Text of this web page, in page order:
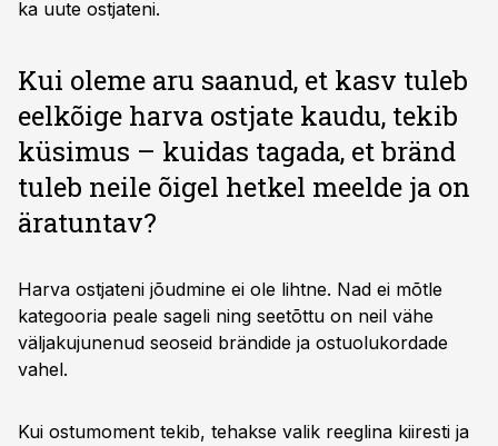
ka uute ostjateni.
Kui oleme aru saanud, et kasv tuleb
eelkõige harva ostjate kaudu, tekib
küsimus – kuidas tagada, et bränd
tuleb neile õigel hetkel meelde ja on
äratuntav?
Harva ostjateni jõudmine ei ole lihtne. Nad ei mõtle
kategooria peale sageli ning seetõttu on neil vähe
väljakujunenud seoseid brändide ja ostuolukordade
vahel.
Kui ostumoment tekib, tehakse valik reeglina kiiresti ja